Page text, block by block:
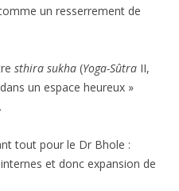
un resserrement de
sthira sukha (Yoga-Sûtra II,
un espace heureux »
tout pour le Dr Bhole :
et donc expansion de